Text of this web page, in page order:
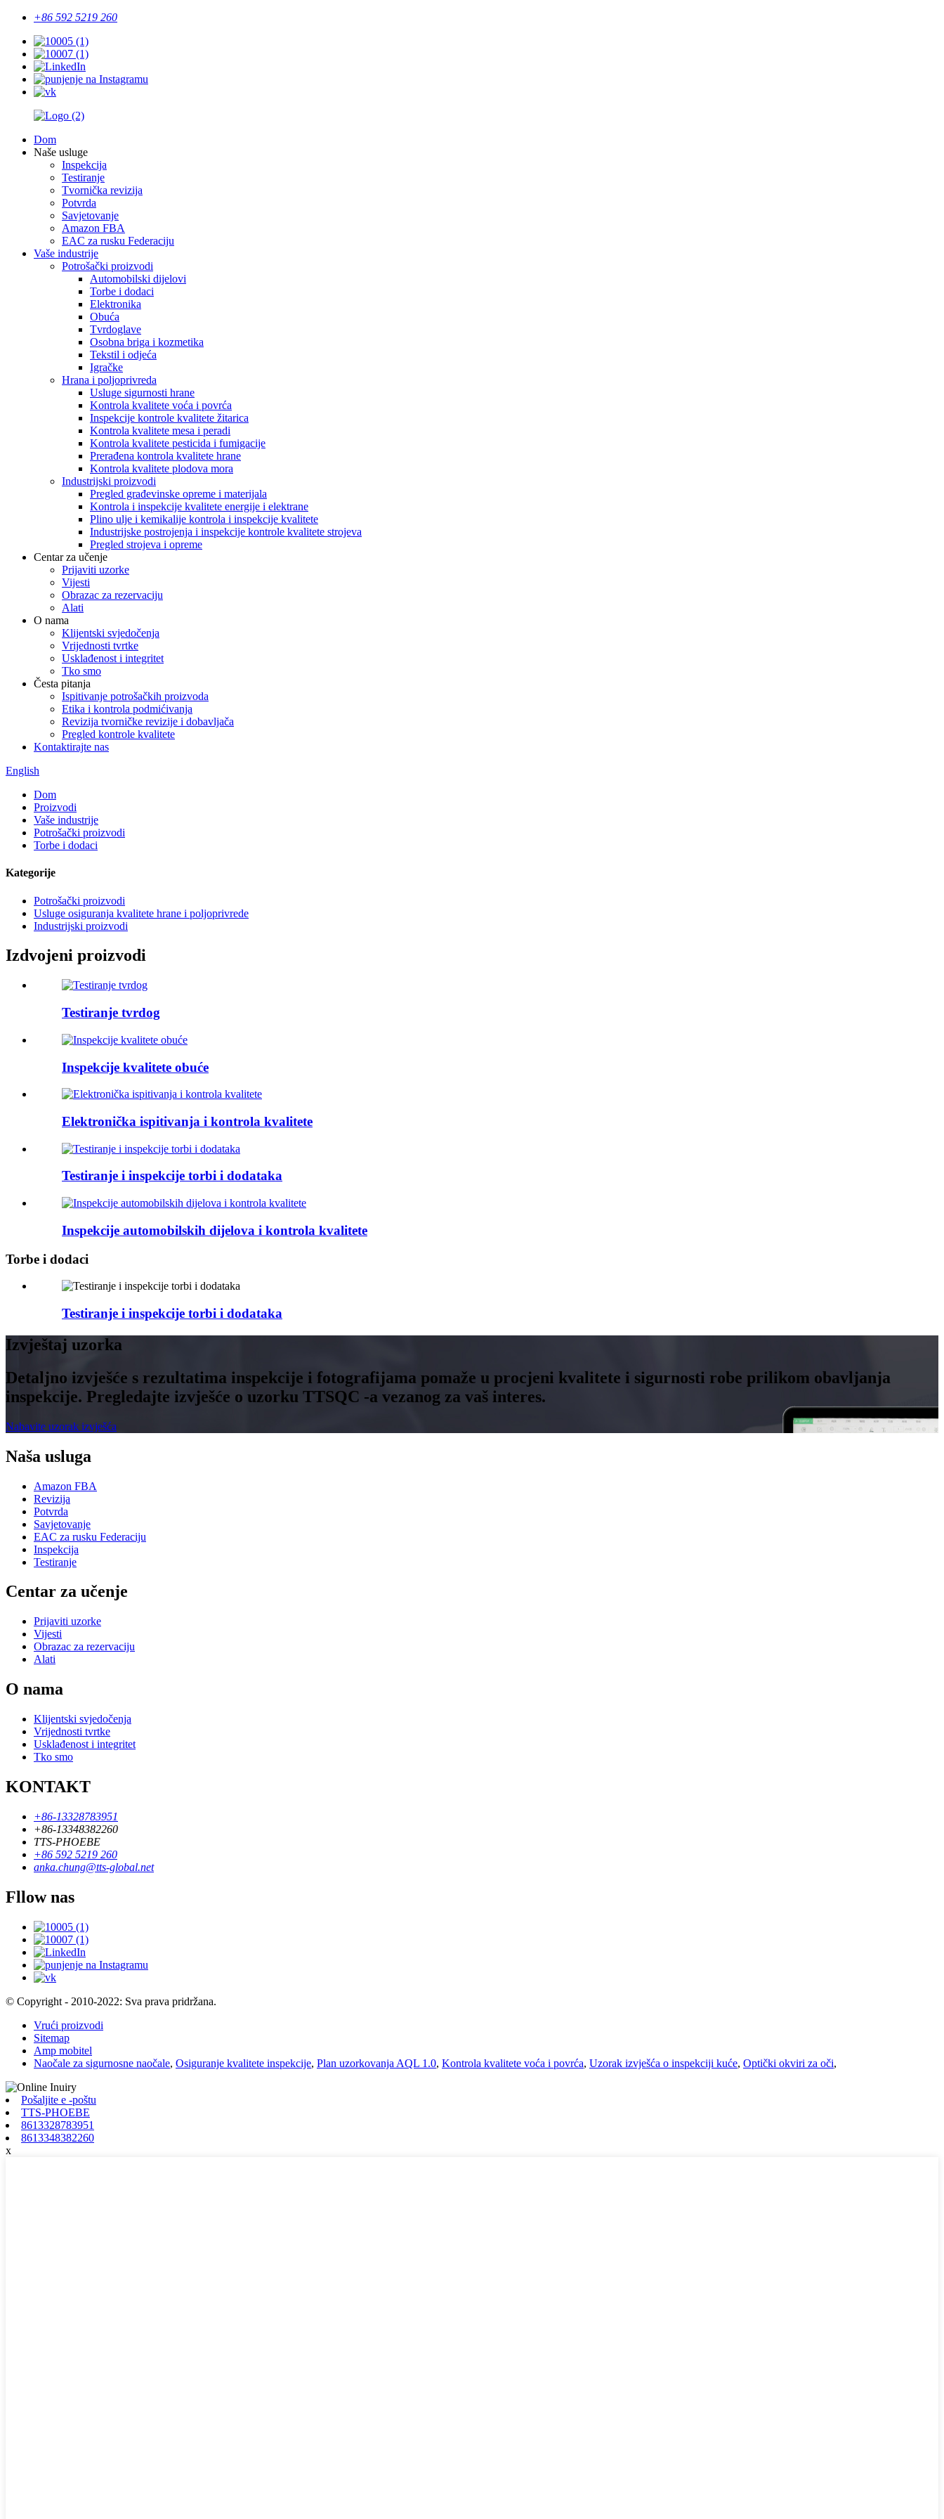
+86 592 5219 260
Dom
Naše usluge
Inspekcija
Testiranje
Tvornička revizija
Potvrda
Savjetovanje
Amazon FBA
EAC za rusku Federaciju
Vaše industrije
Potrošački proizvodi
Automobilski dijelovi
Torbe i dodaci
Elektronika
Obuća
Tvrdoglave
Osobna briga i kozmetika
Tekstil i odjeća
Igračke
Hrana i poljoprivreda
Usluge sigurnosti hrane
Kontrola kvalitete voća i povrća
Inspekcije kontrole kvalitete žitarica
Kontrola kvalitete mesa i peradi
Kontrola kvalitete pesticida i fumigacije
Prerađena kontrola kvalitete hrane
Kontrola kvalitete plodova mora
Industrijski proizvodi
Pregled građevinske opreme i materijala
Kontrola i inspekcije kvalitete energije i elektrane
Plino ulje i kemikalije kontrola i inspekcije kvalitete
Industrijske postrojenja i inspekcije kontrole kvalitete strojeva
Pregled strojeva i opreme
Centar za učenje
Prijaviti uzorke
Vijesti
Obrazac za rezervaciju
Alati
O nama
Klijentski svjedočenja
Vrijednosti tvrtke
Usklađenost i integritet
Tko smo
Česta pitanja
Ispitivanje potrošačkih proizvoda
Etika i kontrola podmićivanja
Revizija tvorničke revizije i dobavljača
Pregled kontrole kvalitete
Kontaktirajte nas
English
Dom
Proizvodi
Vaše industrije
Potrošački proizvodi
Torbe i dodaci
Kategorije
Potrošački proizvodi
Usluge osiguranja kvalitete hrane i poljoprivrede
Industrijski proizvodi
Izdvojeni proizvodi
Testiranje tvrdog
Inspekcije kvalitete obuće
Elektronička ispitivanja i kontrola kvalitete
Testiranje i inspekcije torbi i dodataka
Inspekcije automobilskih dijelova i kontrola kvalitete
Torbe i dodaci
Testiranje i inspekcije torbi i dodataka
Izvještaj uzorka
Detaljno izvješće s rezultatima inspekcije i fotografijama pomaže u procjeni kvalitete i sigurnosti robe prilikom obavljanja
inspekcije. Pregledajte izvješće o uzorku TTSQC -a vezanog za vaš interes.
Nabavite uzorak izvješća
Naša usluga
Amazon FBA
Revizija
Potvrda
Savjetovanje
EAC za rusku Federaciju
Inspekcija
Testiranje
Centar za učenje
Prijaviti uzorke
Vijesti
Obrazac za rezervaciju
Alati
O nama
Klijentski svjedočenja
Vrijednosti tvrtke
Usklađenost i integritet
Tko smo
KONTAKT
+86-13328783951
+86-13348382260
TTS-PHOEBE
+86 592 5219 260
anka.chung@tts-global.net
Fllow nas
© Copyright - 2010-2022: Sva prava pridržana.
Vrući proizvodi
Sitemap
Amp mobitel
Naočale za sigurnosne naočale, Osiguranje kvalitete inspekcije, Plan uzorkovanja AQL 1.0, Kontrola kvalitete voća i povrća, Uzorak izvješća o inspekciji kuće, Optički okviri za oči,
Pošaljite e -poštu
TTS-PHOEBE
8613328783951
8613348382260
x